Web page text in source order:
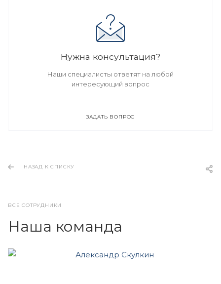
Нужна консультация?
Наши специалисты ответят на любой
интересующий вопрос
ЗАДАТЬ ВОПРОС
НАЗАД К СПИСКУ
ВСЕ СОТРУДНИКИ
Наша команда